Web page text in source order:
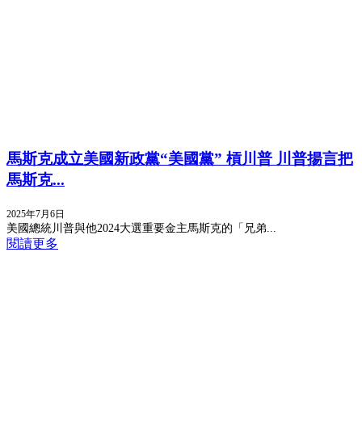
馬斯克成立美國新政黨“美國黨” 槓川普 川普揚言把
馬斯克...
2025年7月6日
美國總統川普與他2024大選重要金主馬斯克的「兄弟...
閱讀更多